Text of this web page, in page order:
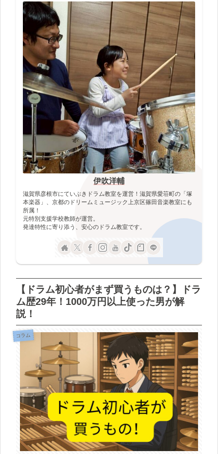
伊吹洋輔
滋賀県彦根市にていぶきドラム教室を運営！滋賀県愛荘町の「塚
本楽器」、京都のドリームミュージック上京区篠田音楽教室にも
所属！
元特別支援学校教師が運営。
発達特性に寄り添う、安心のドラム教室です。
【ドラム初心者がまず買うものは？】ドラ
ム歴29年！1000万円以上使った男が解
説！
コラム